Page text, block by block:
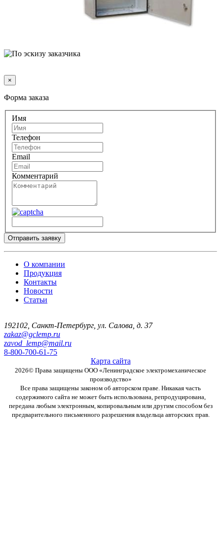
×
Форма заказа
Имя
Телефон
Email
Комментарий
Отправить заявку
О компании
Продукция
Контакты
Новости
Статьи
192102 Санкт-Петербург ул. Салова, д. 37
zakaz@gclemp.ru
zavod_lemp@mail.ru
8-800-700-61-75
Карта сайта
2026© Права защищены ООО «Ленинградское электромеханическое
производство»
Все права защищены законом об авторском праве. Никакая часть
содержимого сайта не может быть использована, репродуцирована,
передана любым электронным, копировальным или другим способом без
предварительного письменного разрешения владельца авторских прав.